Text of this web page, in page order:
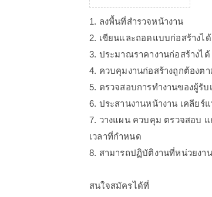
1. ลงพื้นที่สำรวจหน้างาน
2. เขียนและถอดแบบก่อสร้างได้
3. ประมาณราคางานก่อสร้างได้
4. ควบคุมงานก่อสร้างถูกต้องต
5. ตรวจสอบการทำงานของผู้รั
6. ประสานงานหน้างาน เคลียร์
7. วางแผน ควบคุม ตรวจสอบ
เวลาที่กำหนด
8. สามารถปฏิบัติงานที่หน่วยงา
สนใจสมัครได้ที่